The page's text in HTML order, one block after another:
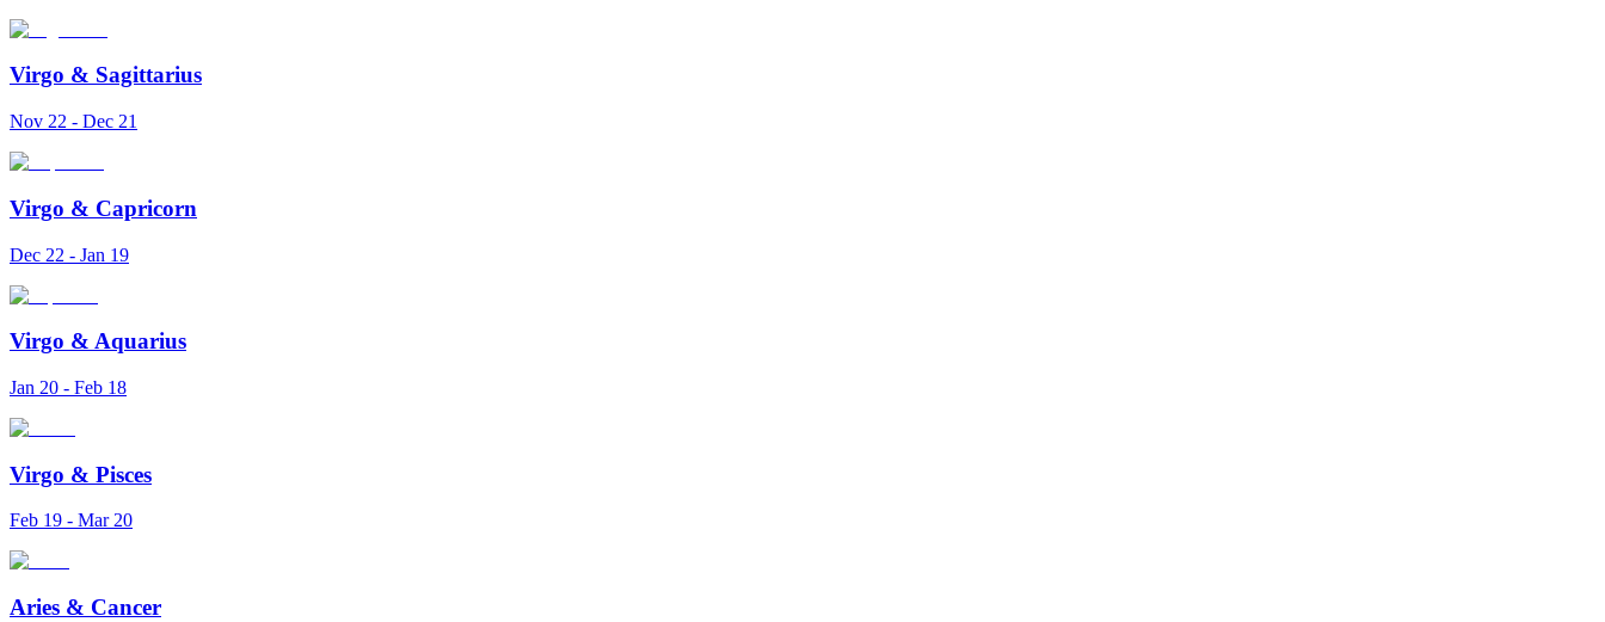
Virgo & Sagittarius
Nov 22 - Dec 21
Virgo & Capricorn
Dec 22 - Jan 19
Virgo & Aquarius
Jan 20 - Feb 18
Virgo & Pisces
Feb 19 - Mar 20
Aries & Cancer